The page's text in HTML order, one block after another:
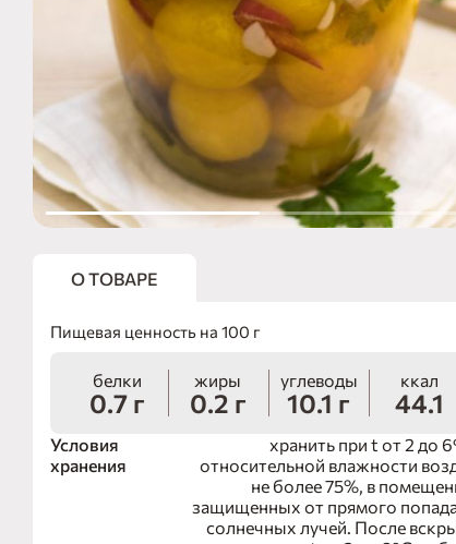
О ТОВАРЕ
Пищевая ценность на 100 г
белки
0.7 г
жиры
0.2 г
углеводы
10.1 г
ккал
44.1
Условия
хранения
хранить при t от 2 до
относительной влажности
не более 75%, в
защищенных от прямого
солнечных лучей. После